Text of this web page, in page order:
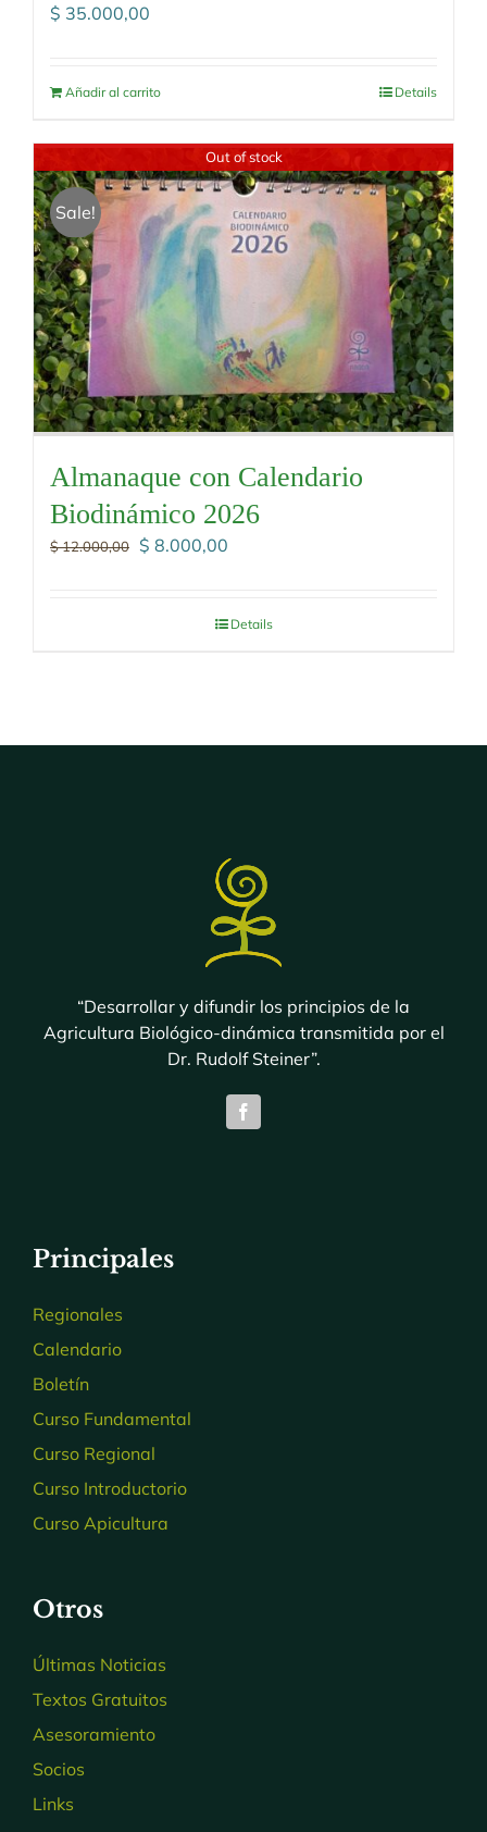
$ 35.000,00
Añadir al carrito Details
Out of stock
Sale!
Almanaque con Calendario
Biodinámico 2026
$12.000,00
El
$ 8.000,00
es:
Details
“Desarrollar y difundir los principios de la
Agricultura Biológico-dinámica transmitida por el
Dr. Rudolf Steiner”.
Principales
Regionales
Calendario
Boletín
Curso Fundamental
Curso Regional
Curso Introductorio
Curso Apicultura
Otros
Últimas Noticias
Textos Gratuitos
Asesoramiento
Socios
Links